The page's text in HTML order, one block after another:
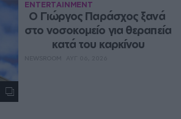
ENTERTAINMENT
O Γιώργος Παράσχος ξανά
στο νοσοκομείο για θεραπεία
κατά του καρκίνου